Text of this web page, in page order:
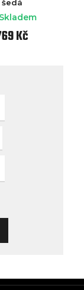
šedá
Skladem
Kč